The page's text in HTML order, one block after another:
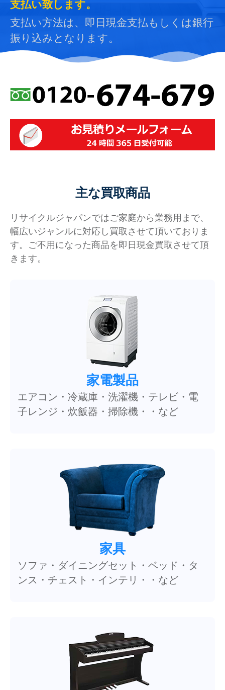
支払い致します。
支払い方法は、即日現金支払もしくは銀行
振り込みとなります。
主な買取商品
リサイクルジャパンではご家庭から業務用まで、
幅広いジャンルに対応し買取させて頂いておりま
す。ご不用になった商品を即日現金買取させて頂
きます。
家電製品
エアコン・冷蔵庫・洗濯機・テレビ・電
子レンジ・炊飯器・掃除機・・など
家具
ソファ・ダイニングセット・ベッド・タ
ンス・チェスト・インテリ・・など